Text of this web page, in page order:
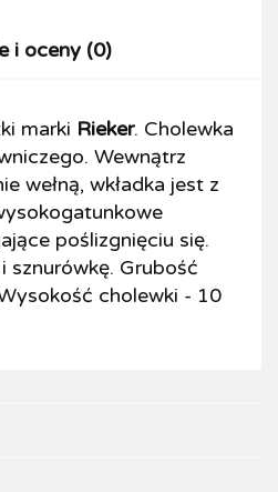
i oceny (0)
marki Rieker. Cholewka
Wewnątrz
wełną, wkładka jest z
poślizgnięciu się.
sznurówkę. Grubość
cholewki - 10